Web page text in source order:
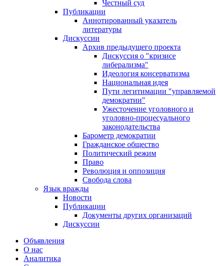
Честный суд
Публикации
Аннотированный указатель
литературы
Дискуссии
Архив предыдущего проекта
Дискуссия о "кризисе
либерализма"
Идеология консерватизма
Национальная идея
Пути легитимации "управляемой
демократии"
Ужесточение уголовного и
уголовно-процесуального
законодательства
Барометр демократии
Гражданское общество
Политический режим
Право
Революция и оппозиция
Свобода слова
Язык вражды
Новости
Публикации
Документы других организаций
Дискуссии
Объявления
О нас
Аналитика